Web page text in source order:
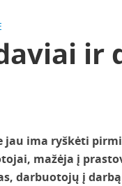
ir
jau ima ryškėti
mažėja į
darbuotojų į